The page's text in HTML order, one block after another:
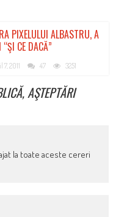
PIXELULUI ALBASTRU, A
“ŞI CE DACĂ”
7, 2011 47 3251
AŞTEPTĂRI
la toate aceste cereri